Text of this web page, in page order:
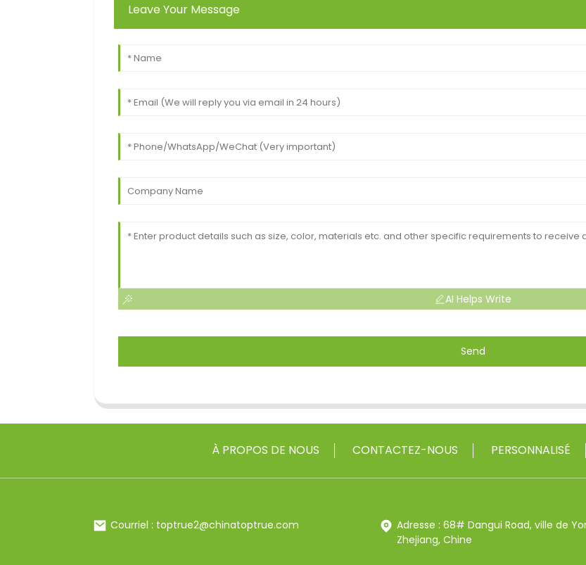
Leave Your Message
AI Helps Write
Send
À PROPOS DE NOUS CONTACTEZ-NOUS PERSONNALISÉ
Courriel : toptrue2@chinatoptrue.com
Adresse : 68# Dangui Road, ville de
Zhejiang, Chine